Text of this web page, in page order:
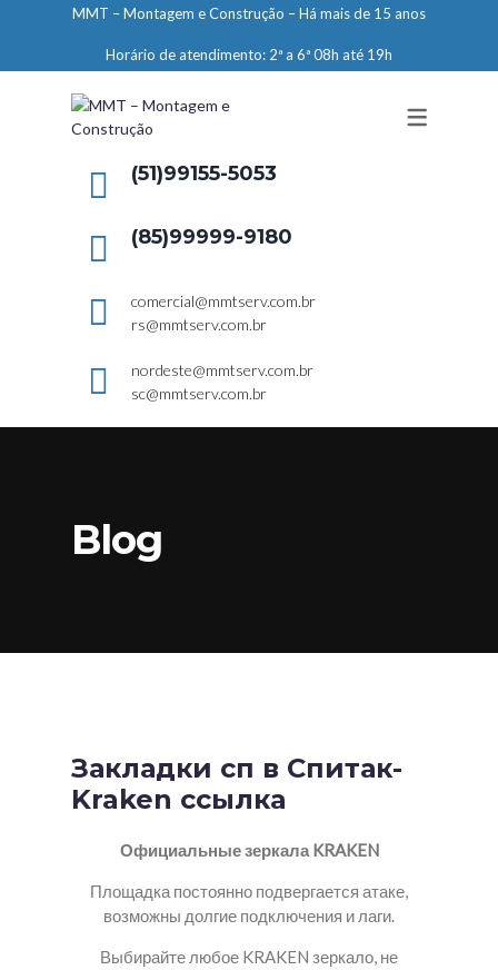
ENGENHARIA
LIMPEZA E CONSERVAÇÃO
MANUTENÇÃO PREDIAL
ELEVADORES – PREPARAÇÃO DE
MMT – Montagem e Construção – Há mais de 15 anos
Horário de atendimento: 2ª a 6ª 08h até 19h
(51)99155-5053
(85)99999-9180
comercial@mmtserv.com.br
rs@mmtserv.com.br
nordeste@mmtserv.com.br
sc@mmtserv.com.br
Blog
Закладки сп в Спитак-
Kraken ссылка
Официальные зеркала KRAKEN
Площадка постоянно подвергается атаке,
возможны долгие подключения и лаги.
Выбирайте любое KRAKEN зеркало, не